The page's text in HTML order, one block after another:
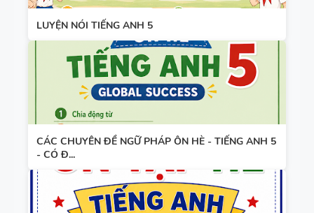
VÀ TÓM
TẮT NGỮ
PHÁP -
TIẾNG ANH
SUCCESS -
CÓ ĐÁP ÁN
LUYỆN NÓI TIẾNG ANH 5
CÁC CHUYÊN ĐỀ NGỮ PHÁP ÔN HÈ - TIẾNG ANH 5
- CÓ Đ...